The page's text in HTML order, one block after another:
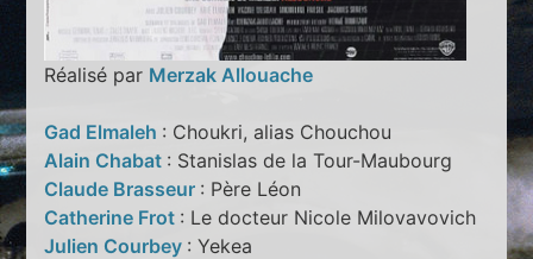
Réalisé par Merzak Allouache
Gad Elmaleh : Choukri, alias Chouchou
Alain Chabat : Stanislas de la Tour-Maubourg
Claude Brasseur : Père Léon
Catherine Frot : Le docteur Nicole Milovavovich
Julien Courbey : Yekea